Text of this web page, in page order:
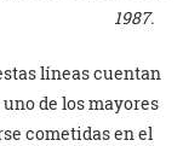
1987.
líneas cuentan
de los mayores
cometidas en el